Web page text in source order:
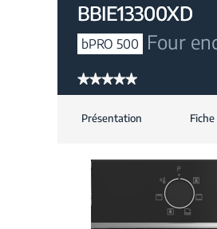
BBIE13300XD
bPRO 500 Four
★★★★★
★★★★★
de
Présentation